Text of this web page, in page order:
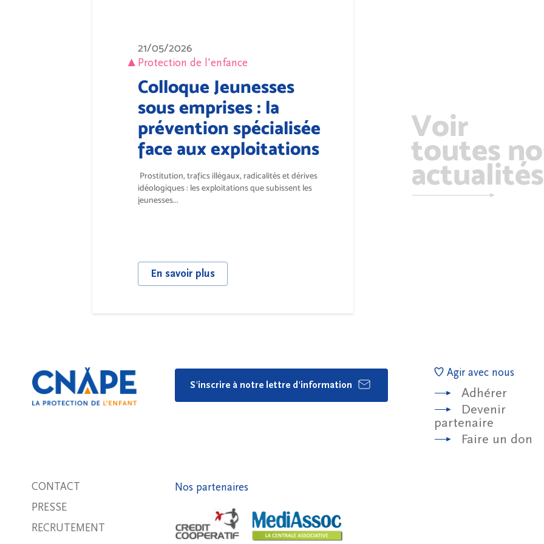
21/05/2026
Protection de l'enfance
Colloque Jeunesses
sous emprises : la
prévention spécialisée
face aux exploitations
Prostitution, trafics illégaux, radicalités et dérives
idéologiques : les exploitations que subissent les
jeunesses...
En savoir plus
Voir
toutes
actualités
S'inscrire à notre lettre d'information
Agir avec nous
Adhérer
Devenir
partenaire
Faire un don
CONTACT
PRESSE
RECRUTEMENT
Nos partenaires